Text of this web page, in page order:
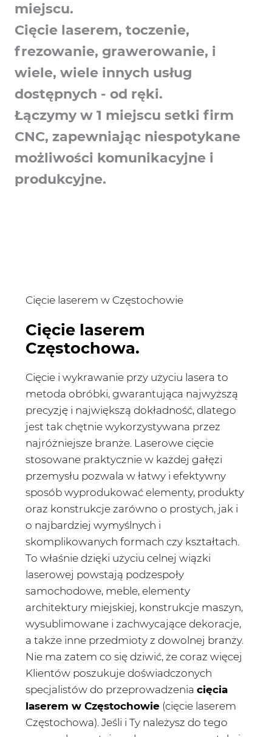
miejscu.
Cięcie laserem, toczenie,
frezowanie, grawerowanie, i
wiele, wiele innych usług
dostępnych - od ręki.
Łączymy w 1 miejscu setki firm
CNC, zapewniając niespotykane
możliwości komunikacyjne i
produkcyjne.
Cięcie laserem w Częstochowie
Cięcie laserem
Częstochowa.
Cięcie i wykrawanie przy użyciu lasera to
metoda obróbki, gwarantująca najwyższą
precyzję i największą dokładność, dlatego
jest tak chętnie wykorzystywana przez
najróżniejsze branże. Laserowe cięcie
stosowane praktycznie w każdej gałęzi
przemysłu pozwala w łatwy i efektywny
sposób wyprodukować elementy, produkty
oraz konstrukcje zarówno o prostych, jak i
o najbardziej wymyślnych i
skomplikowanych formach czy kształtach.
To właśnie dzięki użyciu celnej wiązki
laserowej powstają podzespoły
samochodowe, meble, elementy
architektury miejskiej, konstrukcje maszyn,
wysublimowane i zachwycające dekoracje,
a także inne przedmioty z dowolnej branży.
Nie ma zatem co się dziwić, że coraz więcej
Klientów poszukuje doświadczonych
specjalistów do przeprowadzenia cięcia
laserem w Częstochowie (cięcie laserem
Częstochowa). Jeśli i Ty należysz do tego